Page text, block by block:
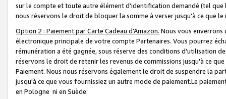
sur le compte et toute autre élément d'identification demandé (tel que
nous réservons le droit de bloquer la somme à verser jusqu'à ce que
Option 2 : Paiement par Carte Cadeau d’Amazon. Nous vous
électronique principale de votre compte Partenaires. Vous pourrez
rémunération a été gagnée, sous réserve des conditions d'utilisation
réservons le droit de retenir les revenus de commissions jusqu'à ce
Paiement. Nous nous réservons également le droit de suspendre la
jusqu'à ce que vous fournissiez un autre mode de paiement.Le
en Pologne ni en Suède.